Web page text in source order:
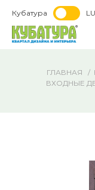
Кубатура
ГЛАВНАЯ
ВХОДНЫЕ